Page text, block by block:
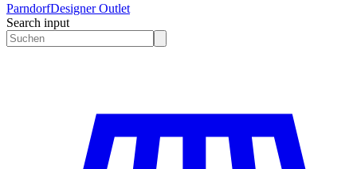
ParndorfDesigner Outlet
Search input